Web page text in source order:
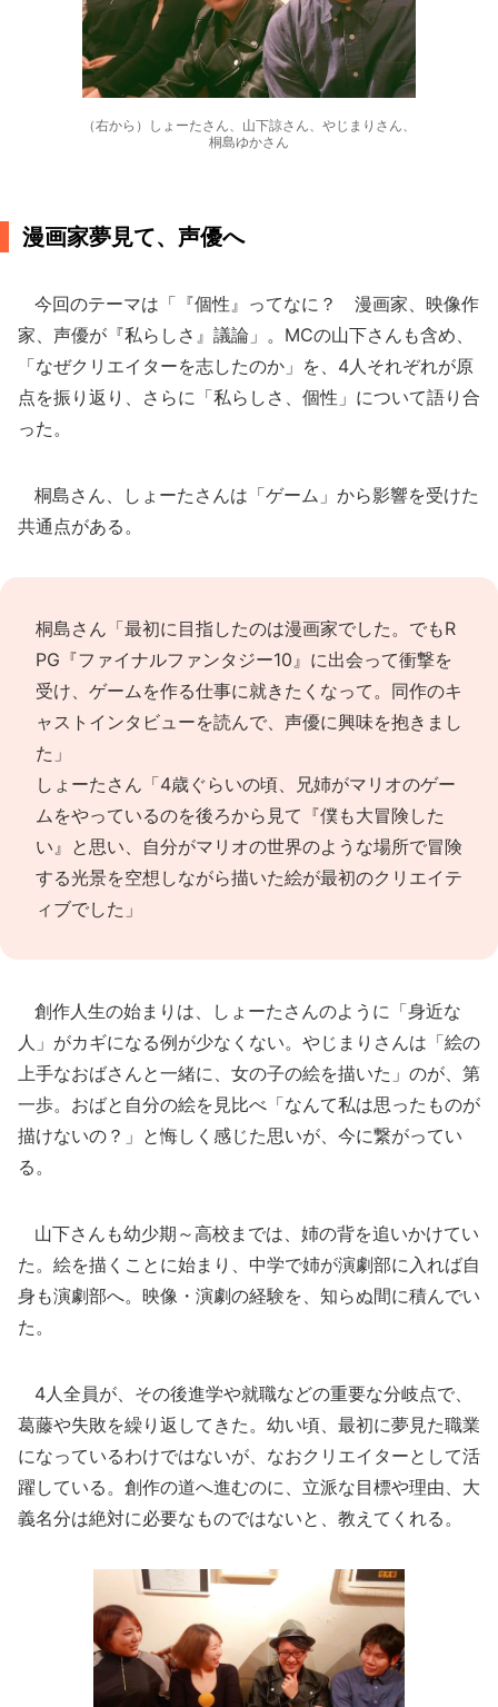
（右から）しょーたさん、山下諒さん、やじまりさん、
桐島ゆかさん
漫画家夢見て、声優へ
今回のテーマは「『個性』ってなに？ 漫画家、映像作
家、声優が『私らしさ』議論」。MCの山下さんも含め、
「なぜクリエイターを志したのか」を、4人それぞれが原
点を振り返り、さらに「私らしさ、個性」について語り合
った。
桐島さん、しょーたさんは「ゲーム」から影響を受けた
共通点がある。
桐島さん「最初に目指したのは漫画家でした。でもR
PG『ファイナルファンタジー10』に出会って衝撃を
受け、ゲームを作る仕事に就きたくなって。同作のキ
ャストインタビューを読んで、声優に興味を抱きまし
た」
しょーたさん「4歳ぐらいの頃、兄姉がマリオのゲー
ムをやっているのを後ろから見て『僕も大冒険した
い』と思い、自分がマリオの世界のような場所で冒険
する光景を空想しながら描いた絵が最初のクリエイテ
ィブでした」
創作人生の始まりは、しょーたさんのように「身近な
人」がカギになる例が少なくない。やじまりさんは「絵の
上手なおばさんと一緒に、女の子の絵を描いた」のが、第
一歩。おばと自分の絵を見比べ「なんて私は思ったものが
描けないの？」と悔しく感じた思いが、今に繋がってい
る。
山下さんも幼少期～高校までは、姉の背を追いかけてい
た。絵を描くことに始まり、中学で姉が演劇部に入れば自
身も演劇部へ。映像・演劇の経験を、知らぬ間に積んでい
た。
4人全員が、その後進学や就職などの重要な分岐点で、
葛藤や失敗を繰り返してきた。幼い頃、最初に夢見た職業
になっているわけではないが、なおクリエイターとして活
躍している。創作の道へ進むのに、立派な目標や理由、大
義名分は絶対に必要なものではないと、教えてくれる。